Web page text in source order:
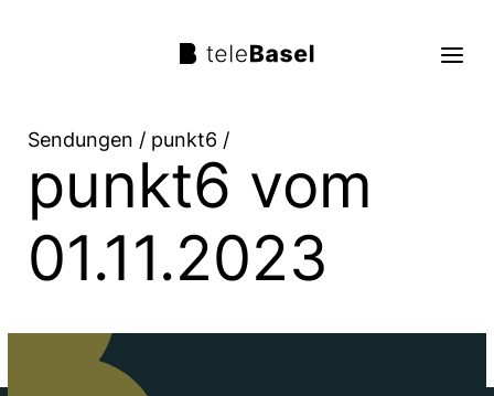
Sendungen
TV Programm
Sendungen / punkt6 /
punkt6 vom
01.11.2023